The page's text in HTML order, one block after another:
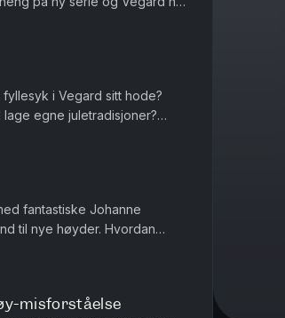
i Vegard sitt hode?
egne juletradisjoner?
sesongstar...
fantastiske Johanne
til nye høyder. Hvordan
Og hvi...
misforståelse